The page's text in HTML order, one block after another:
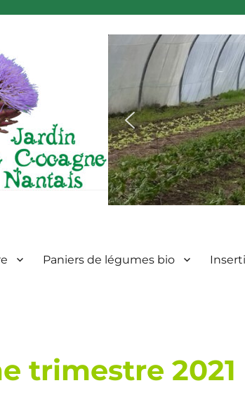
Paniers de légumes bio
trimestre 2021